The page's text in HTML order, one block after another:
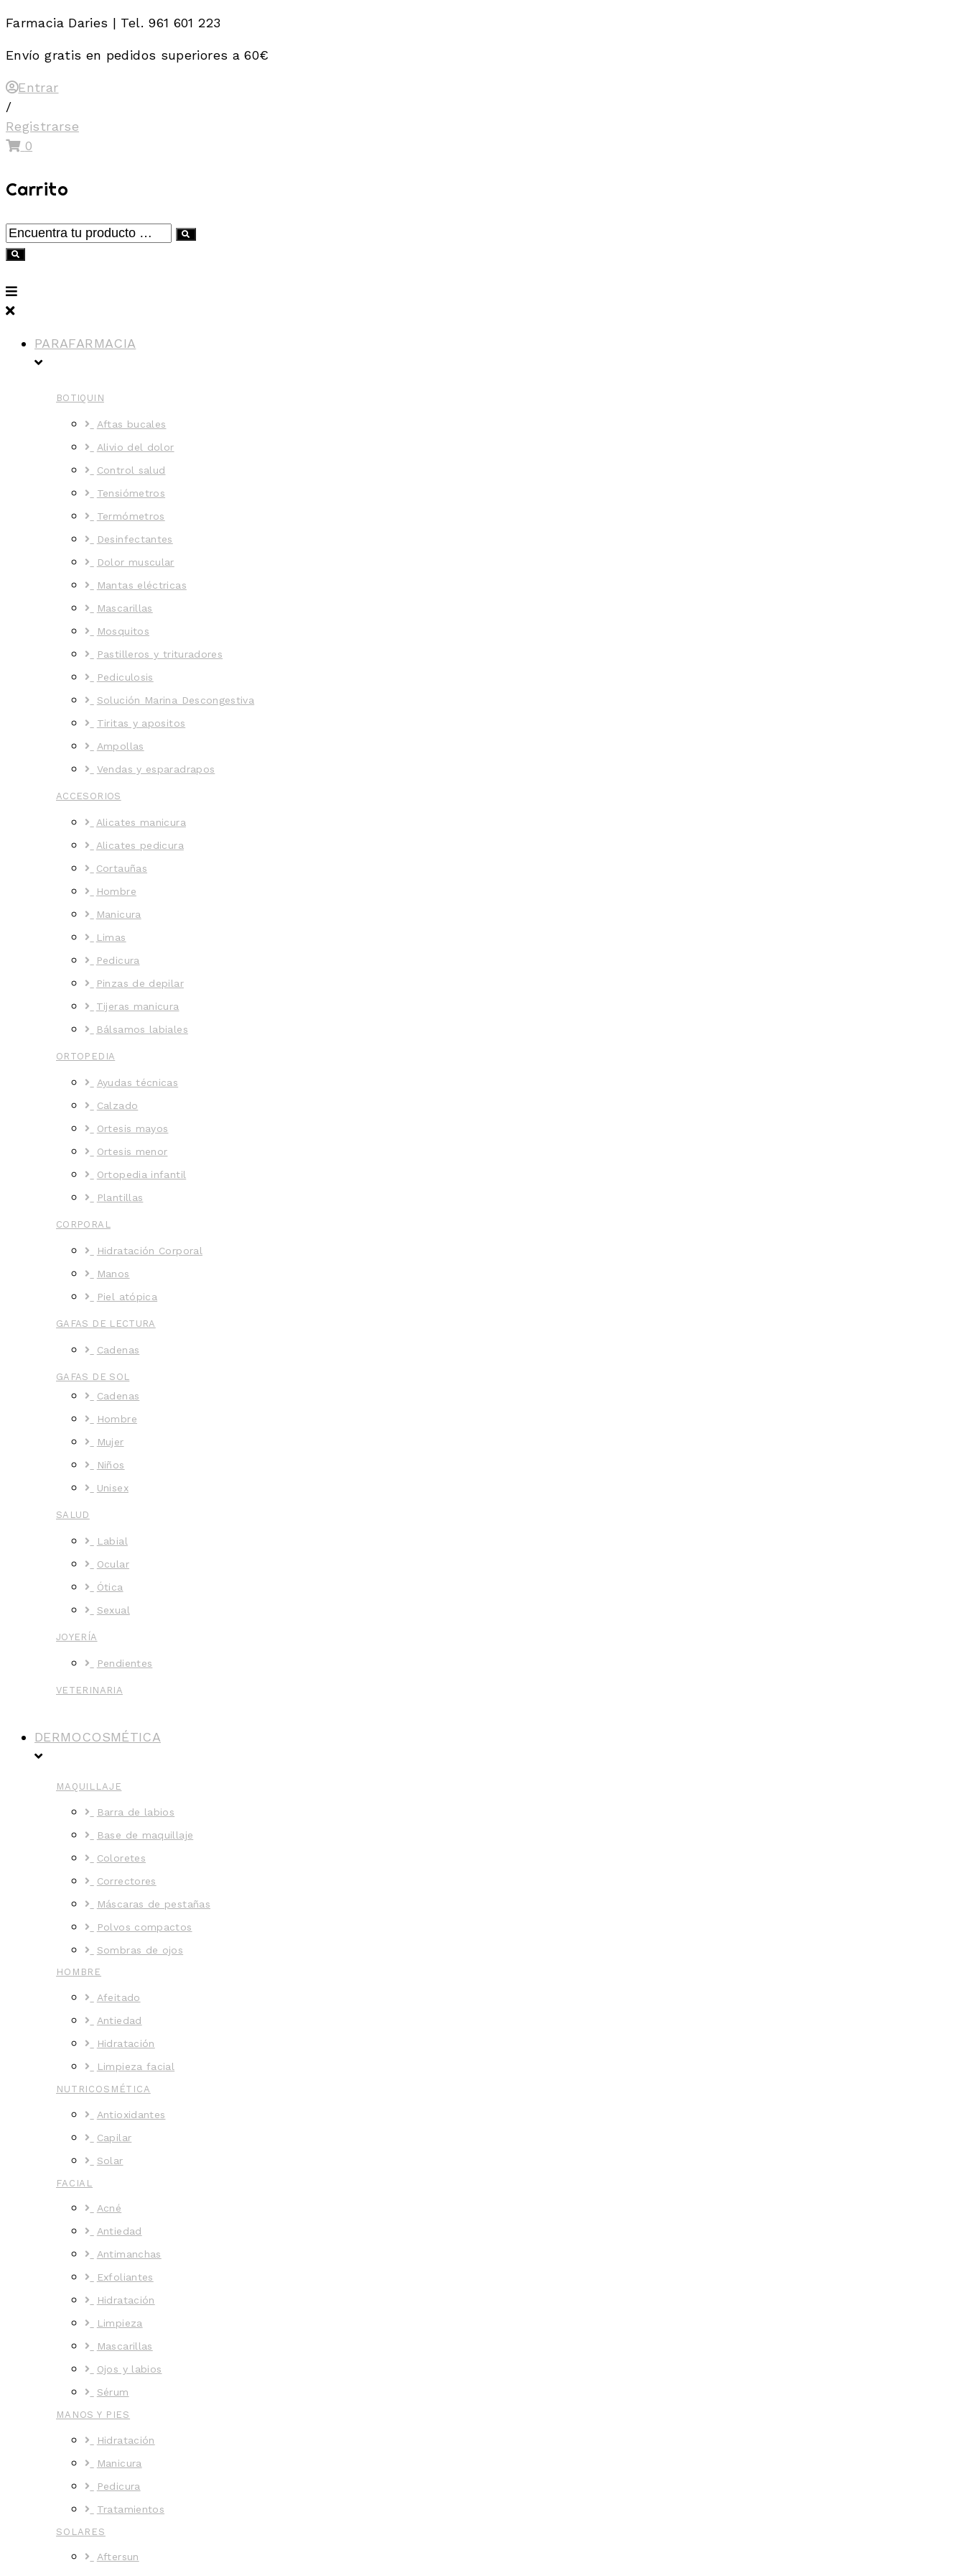
Skip
content
Farmacia Daries | Tel. 961 601 223
Envío gratis en pedidos superiores a 60€
Entrar
/
Registrarse
0
Carrito
Encuentra
tu
…
PARAFARMACIA
BOTIQUIN
Aftas bucales
Alivio del dolor
Control salud
Tensiómetros
Termómetros
Desinfectantes
Dolor muscular
Mantas eléctricas
Mascarillas
Mosquitos
Pastilleros y trituradores
Pediculosis
Solución Marina Descongestiva
Tiritas y apositos
Ampollas
Vendas y esparadrapos
ACCESORIOS
Alicates manicura
Alicates pedicura
Cortauñas
Hombre
Manicura
Limas
Pedicura
Pinzas de depilar
Tijeras manicura
Bálsamos labiales
ORTOPEDIA
Ayudas técnicas
Calzado
Ortesis mayos
Ortesis menor
Ortopedia infantil
Plantillas
CORPORAL
Hidratación Corporal
Manos
Piel atópica
GAFAS DE LECTURA
Cadenas
GAFAS DE SOL
Cadenas
Hombre
Mujer
Niños
Unisex
SALUD
Labial
Ocular
Ótica
Sexual
JOYERÍA
Pendientes
VETERINARIA
DERMOCOSMÉTICA
MAQUILLAJE
Barra de labios
Base de maquillaje
Coloretes
Correctores
Máscaras de pestañas
Polvos compactos
Sombras de ojos
HOMBRE
Afeitado
Antiedad
Hidratación
Limpieza facial
NUTRICOSMÉTICA
Antioxidantes
Capilar
Solar
FACIAL
Acné
Antiedad
Antimanchas
Exfoliantes
Hidratación
Limpieza
Mascarillas
Ojos y labios
Sérum
MANOS Y PIES
Hidratación
Manicura
Pedicura
Tratamientos
SOLARES
Aftersun